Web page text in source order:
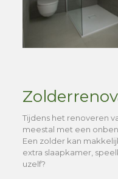
Tijdens het renoveren
meestal met een
Een zolder kan
extra slaapkamer,
uzelf?